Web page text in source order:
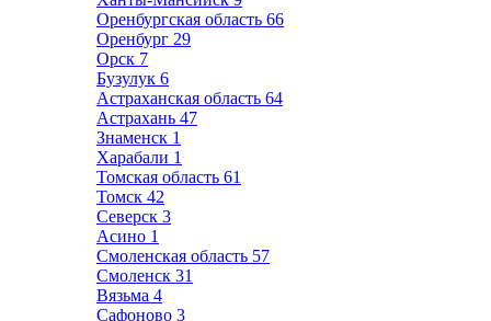
Оренбургская область 66
Оренбург 29
Орск 7
Бузулук 6
Астраханская область 64
Астрахань 47
Знаменск 1
Харабали 1
Томская область 61
Томск 42
Северск 3
Асино 1
Смоленская область 57
Смоленск 31
Вязьма 4
Сафоново 3